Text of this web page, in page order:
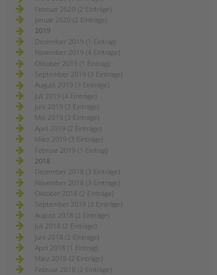
Februar 2020 (2 Einträge)
Januar 2020 (2 Einträge)
2019
Dezember 2019 (1 Eintrag)
November 2019 (4 Einträge)
Oktober 2019 (1 Eintrag)
September 2019 (3 Einträge)
August 2019 (3 Einträge)
Juli 2019 (4 Einträge)
Juni 2019 (3 Einträge)
Mai 2019 (3 Einträge)
April 2019 (2 Einträge)
März 2019 (3 Einträge)
Februar 2019 (1 Eintrag)
2018
Dezember 2018 (3 Einträge)
November 2018 (3 Einträge)
Oktober 2018 (2 Einträge)
September 2018 (3 Einträge)
August 2018 (2 Einträge)
Juli 2018 (2 Einträge)
Juni 2018 (2 Einträge)
April 2018 (1 Eintrag)
März 2018 (2 Einträge)
Februar 2018 (2 Einträge)